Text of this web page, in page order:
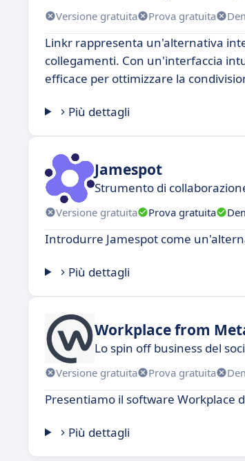
Versione gratuita Prova gratuita
Linkr rappresenta un'alternativa
collegamenti. Con un'interfaccia
efficace per ottimizzare la
Più dettagli
Jamespot
Strumento di
Versione gratuita Prova gratuita
Introdurre Jamespot come
Più dettagli
Workplace from
Lo spin off business del
Versione gratuita Prova gratuita
Presentiamo il software Workplace
Più dettagli